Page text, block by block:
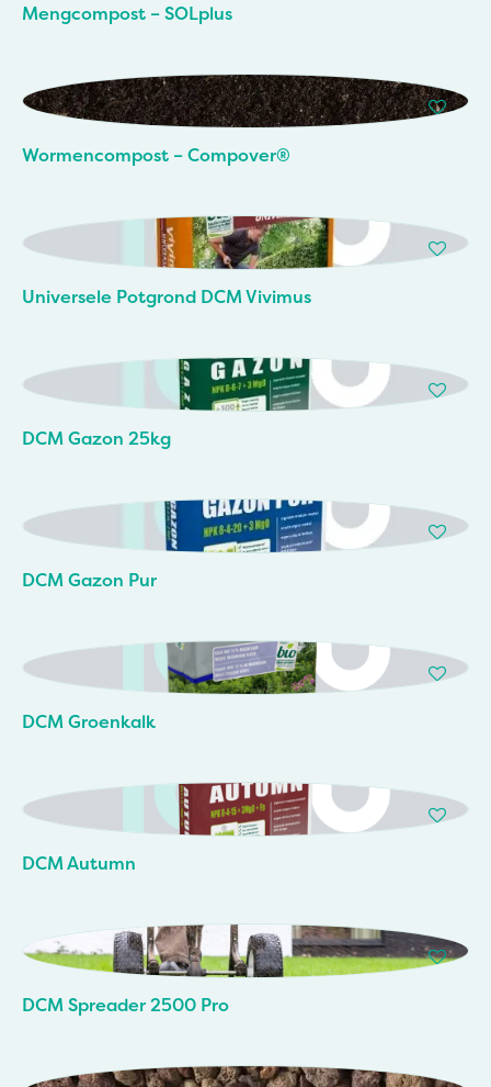
Mengcompost – SOLplus
Wormencompost – Compover®
Universele Potgrond DCM Vivimus
DCM Gazon 25kg
DCM Gazon Pur
DCM Groenkalk
DCM Autumn
DCM Spreader 2500 Pro